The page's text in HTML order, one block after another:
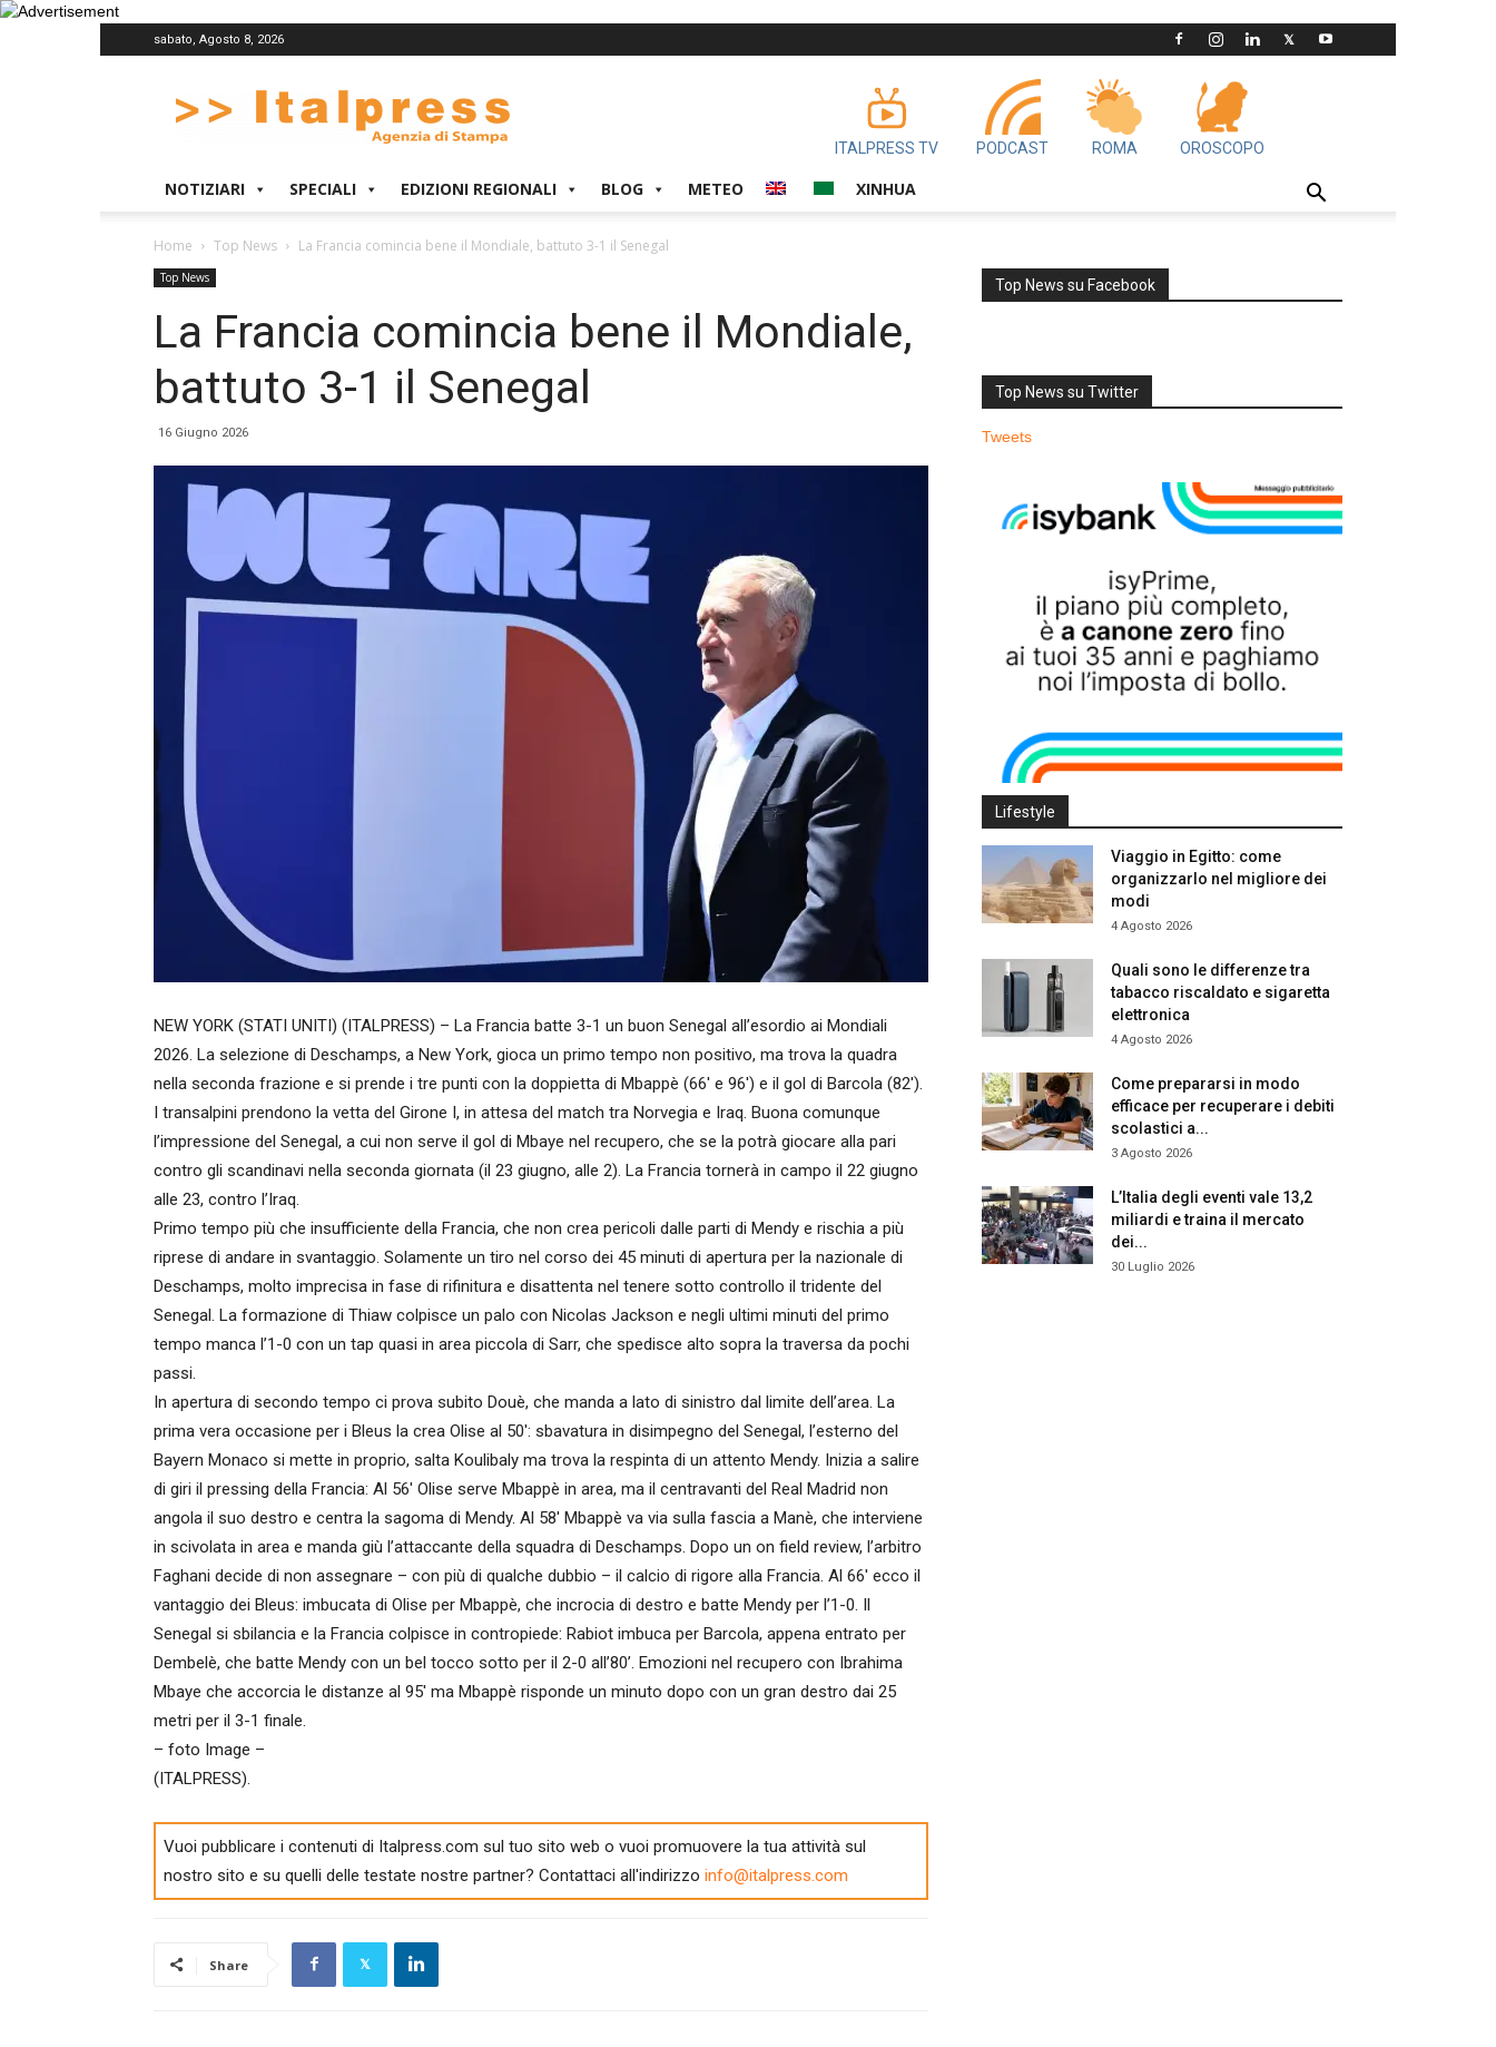
sabato, Agosto 8, 2026
ITALPRESS TV PODCAST ROMA OROSCOPO
NOTIZIARI SPECIALI EDIZIONI REGIONALI BLOG METEO XINHUA
Home Top News La Francia comincia bene il Mondiale, battuto 3-1 il Senegal
Top News
La Francia comincia bene il Mondiale,
battuto 3-1 il Senegal
16 Giugno 2026
NEW YORK (STATI UNITI) (ITALPRESS) – La Francia batte 3-1 un buon Senegal all’esordio ai Mondiali
2026. La selezione di Deschamps, a New York, gioca un primo tempo non positivo, ma trova la quadra
nella seconda frazione e si prende i tre punti con la doppietta di Mbappè (66′ e 96′) e il gol di Barcola (82′).
I transalpini prendono la vetta del Girone I, in attesa del match tra Norvegia e Iraq. Buona comunque
l’impressione del Senegal, a cui non serve il gol di Mbaye nel recupero, che se la potrà giocare alla pari
contro gli scandinavi nella seconda giornata (il 23 giugno, alle 2). La Francia tornerà in campo il 22 giugno
alle 23, contro l’Iraq.
Primo tempo più che insufficiente della Francia, che non crea pericoli dalle parti di Mendy e rischia a più
riprese di andare in svantaggio. Solamente un tiro nel corso dei 45 minuti di apertura per la nazionale di
Deschamps, molto imprecisa in fase di rifinitura e disattenta nel tenere sotto controllo il tridente del
Senegal. La formazione di Thiaw colpisce un palo con Nicolas Jackson e negli ultimi minuti del primo
tempo manca l’1-0 con un tap quasi in area piccola di Sarr, che spedisce alto sopra la traversa da pochi
passi.
In apertura di secondo tempo ci prova subito Douè, che manda a lato di sinistro dal limite dell’area. La
prima vera occasione per i Bleus la crea Olise al 50′: sbavatura in disimpegno del Senegal, l’esterno del
Bayern Monaco si mette in proprio, salta Koulibaly ma trova la respinta di un attento Mendy. Inizia a salire
di giri il pressing della Francia: Al 56′ Olise serve Mbappè in area, ma il centravanti del Real Madrid non
angola il suo destro e centra la sagoma di Mendy. Al 58′ Mbappè va via sulla fascia a Manè, che interviene
in scivolata in area e manda giù l’attaccante della squadra di Deschamps. Dopo un on field review, l’arbitro
Faghani decide di non assegnare – con più di qualche dubbio – il calcio di rigore alla Francia. Al 66′ ecco il
vantaggio dei Bleus: imbucata di Olise per Mbappè, che incrocia di destro e batte Mendy per l’1-0. Il
Senegal si sbilancia e la Francia colpisce in contropiede: Rabiot imbuca per Barcola, appena entrato per
Dembelè, che batte Mendy con un bel tocco sotto per il 2-0 all’80’. Emozioni nel recupero con Ibrahima
Mbaye che accorcia le distanze al 95′ ma Mbappè risponde un minuto dopo con un gran destro dai 25
metri per il 3-1 finale.
– foto Image –
(ITALPRESS).
Vuoi pubblicare i contenuti di Italpress.com sul tuo sito web o vuoi promuovere la tua attività sul
nostro sito e su quelli delle testate nostre partner? Contattaci all'indirizzo info@italpress.com
Share
Top News su Facebook
Top News su Twitter
Tweets
Lifestyle
Viaggio in Egitto: come
organizzarlo nel migliore dei
modi
4 Agosto 2026
Quali sono le differenze tra
tabacco riscaldato e sigaretta
elettronica
4 Agosto 2026
Come prepararsi in modo
efficace per recuperare i debiti
scolastici a...
3 Agosto 2026
L’Italia degli eventi vale 13,2
miliardi e traina il mercato
dei...
30 Luglio 2026